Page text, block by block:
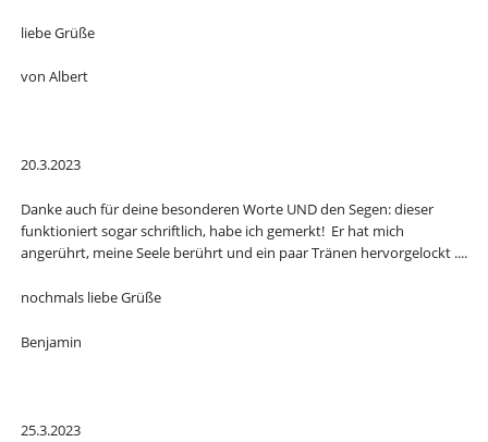
liebe Grüße
von Albert
20.3.2023
Danke auch für deine besonderen Worte UND den Segen: dieser
funktioniert sogar schriftlich, habe ich gemerkt! Er hat mich
angerührt, meine Seele berührt und ein paar Tränen hervorgelockt ....
nochmals liebe Grüße
Benjamin
25.3.2023